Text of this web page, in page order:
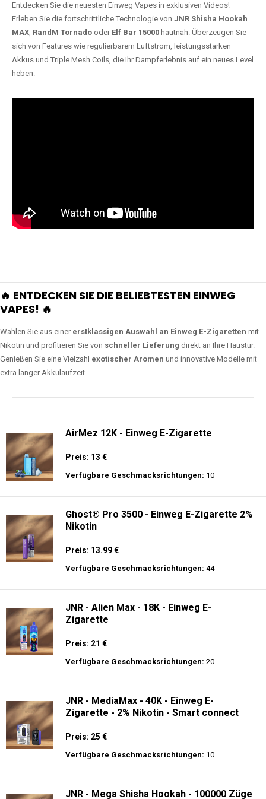
Entdecken Sie die neuesten Einweg Vapes in exklusiven Videos!
Erleben Sie die fortschrittliche Technologie von JNR Shisha Hookah
MAX, RandM Tornado oder Elf Bar 15000 hautnah. Überzeugen Sie
sich von Features wie regulierbarem Luftstrom, leistungsstarken
Akkus und Triple Mesh Coils, die Ihr Dampferlebnis auf ein neues Level
heben.
🔥 ENTDECKEN SIE DIE BELIEBTESTEN EINWEG
VAPES! 🔥
Wählen Sie aus einer erstklassigen Auswahl an Einweg E-Zigaretten mit
Nikotin und profitieren Sie von schneller Lieferung direkt an Ihre Haustür.
Genießen Sie eine Vielzahl exotischer Aromen und innovative Modelle mit
extra langer Akkulaufzeit.
AirMez 12K - Einweg E-Zigarette
Preis: 13 €
Verfügbare Geschmacksrichtungen: 10
Ghost® Pro 3500 - Einweg E-Zigarette 2%
Nikotin
Preis: 13.99 €
Verfügbare Geschmacksrichtungen: 44
JNR - Alien Max - 18K - Einweg E-
Zigarette
Preis: 21 €
Verfügbare Geschmacksrichtungen: 20
JNR - MediaMax - 40K - Einweg E-
Zigarette - 2% Nikotin - Smart connect
Preis: 25 €
Verfügbare Geschmacksrichtungen: 10
JNR - Mega Shisha Hookah - 100000 Züge